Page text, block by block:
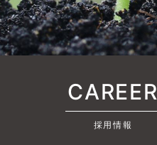
CAREER
採用情報